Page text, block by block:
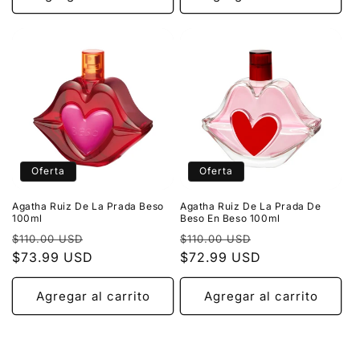
Oferta
Agatha Ruiz De La Prada Beso
100ml
Precio
habitual
$110.00 USD
de
oferta
$73.99 USD
Agregar al carrito
Oferta
Agatha Ruiz De La Prada De
Beso En Beso 100ml
Precio
habitual
$110.00 USD
de
oferta
$72.99 USD
Agregar al carrito